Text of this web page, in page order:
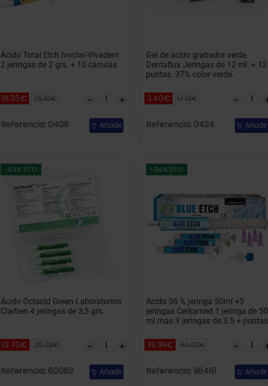
Ácido Total Etch Ivoclar-Vivadent
2 jeringas de 2 grs. + 10 cánulas
18.35€ 26.10€
Referencia: 0408 Añadir
Gel de ácido grabador verde
Dentaflux Jeringas de 12 ml. + 12
puntas. 37% color verde.
3.40€ 17.13€
Referencia: 0424 Añadir
-63% DTO
Ácido Octacid Green Laboratorios
Clarben 4 jeringas de 3,5 grs.
10.70€ 29.28€
Referencia: 80063 Añadir
-34% DTO
Acido 36 % jeringa 50ml +3
jeringas Cerkamed 1 jeringa de 50
ml más 3 jeringas de 3.5 + puntas
39.99€ 60.92€
Referencia: 98461 Añadir